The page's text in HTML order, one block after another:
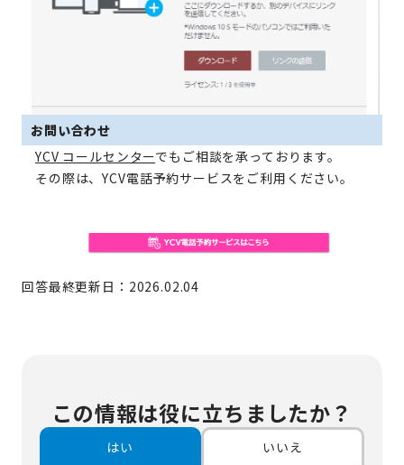
お問い合わせ
YCV コールセンターでもご相談を承っております。
その際は、YCV電話予約サービスをご利用ください。
回答最終更新日：2026.02.04
この情報は役に立ちましたか？
はい いいえ